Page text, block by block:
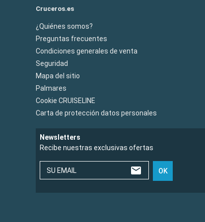
Cruceros.es
¿Quiénes somos?
Preguntas frecuentes
Condiciones generales de venta
Seguridad
Mapa del sitio
Palmares
Cookie CRUISELINE
Carta de protección datos personales
Newsletters
Recibe nuestras exclusivas ofertas
SU EMAIL OK